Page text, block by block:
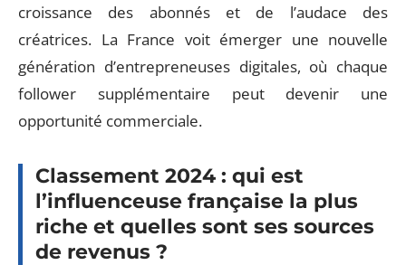
croissance des abonnés et de l’audace des
créatrices. La France voit émerger une nouvelle
génération d’entrepreneuses digitales, où chaque
follower supplémentaire peut devenir une
opportunité commerciale.
Classement 2024 : qui est
l’influenceuse française la plus
riche et quelles sont ses sources
de revenus ?